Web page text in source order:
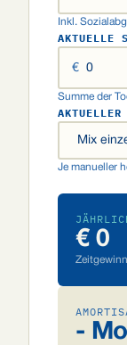
Inkl.
AKTUELLE
€
Summe der
Je manueller
€ 0
-